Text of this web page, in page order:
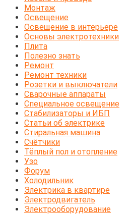
Монтаж
Освещение
Освещение в интерьере
Основы электротехники
Плита
Полезно знать
Ремонт
Ремонт техники
Розетки и выключатели
Сварочные аппараты
Специальное освещение
Стабилизаторы и ИБП
Статьи об электрике
Стиральная машина
Счётчики
Тёплый пол и отопление
Узо
Форум
Холодильник
Электрика в квартире
Электродвигатель
Электрооборудование